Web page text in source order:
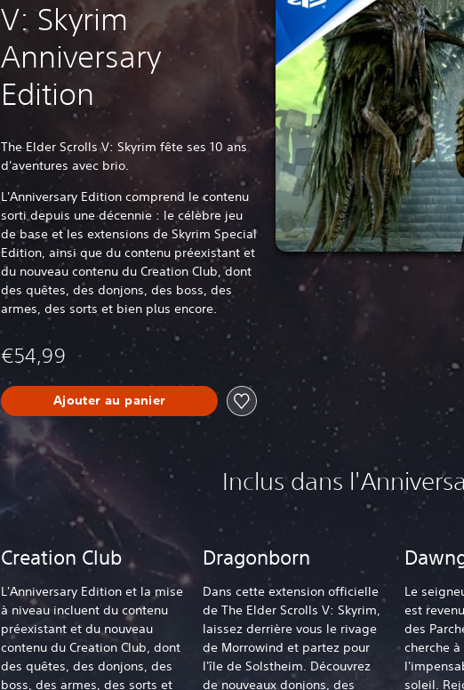
V: Skyrim
Anniversary
Edition
The Elder Scrolls V: Skyrim fête ses 10 ans
d'aventures avec brio.
L'Anniversary Edition comprend le contenu
sorti depuis une décennie : le célèbre jeu
de base et les extensions de Skyrim Special
Edition, ainsi que du contenu préexistant et
du nouveau contenu du Creation Club, dont
des quêtes, des donjons, des boss, des
armes, des sorts et bien plus encore.
€54,99
Ajouter au panier
Inclus dans
Creation Club
L'Anniversary Edition et la mise
à niveau incluent du contenu
préexistant et du nouveau
contenu du Creation Club, dont
des quêtes, des donjons, des
boss, des armes, des sorts et
Dragonborn
Dans cette extension officielle
de The Elder Scrolls V: Skyrim,
laissez derrière vous le rivage
de Morrowind et partez pour
l'île de Solstheim. Découvrez
de nouveaux donjons, des
Le
est
des
cherche
soleil.